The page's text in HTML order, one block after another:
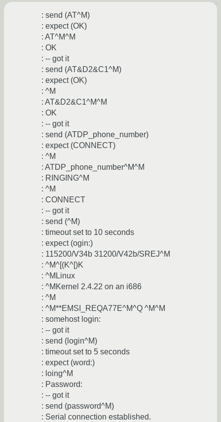
: send (AT^M)
: expect (OK)
: AT^M^M
: OK
: -- got it
: send (AT&D2&C1^M)
: expect (OK)
: ^M
: AT&D2&C1^M^M
: OK
: -- got it
: send (ATDP_phone_number)
: expect (CONNECT)
: ^M
: ATDP_phone_number^M^M
: RINGING^M
: ^M
: CONNECT
: -- got it
: send (^M)
: timeout set to 10 seconds
: expect (ogin:)
: 115200/V34b 31200/V42b/SREJ^M
: ^M^[(K^[)K
: ^MLinux
: ^MKernel 2.4.22 on an i686
: ^M
: ^M**EMSI_REQA77E^M^Q ^M^M
: somehost login:
: -- got it
: send (login^M)
: timeout set to 5 seconds
: expect (word:)
: loing^M
: Password:
: -- got it
: send (password^M)
: Serial connection established.